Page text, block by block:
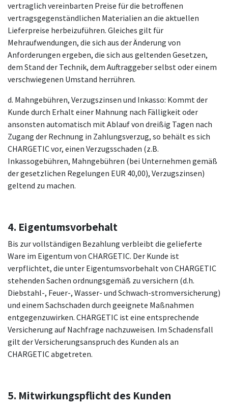
vertraglich vereinbarten Preise für die betroffenen
vertragsgegenständlichen Materialien an die aktuellen
Lieferpreise herbeizuführen. Gleiches gilt für
Mehraufwendungen, die sich aus der Änderung von
Anforderungen ergeben, die sich aus geltenden Gesetzen,
dem Stand der Technik, dem Auftraggeber selbst oder einem
verschwiegenen Umstand herrühren.
d. Mahngebühren, Verzugszinsen und Inkasso: Kommt der
Kunde durch Erhalt einer Mahnung nach Fälligkeit oder
ansonsten automatisch mit Ablauf von dreißig Tagen nach
Zugang der Rechnung in Zahlungsverzug, so behält es sich
CHARGETIC vor, einen Verzugsschaden (z.B.
Inkassogebühren, Mahngebühren (bei Unternehmen gemäß
der gesetzlichen Regelungen EUR 40,00), Verzugszinsen)
geltend zu machen.
4. Eigentumsvorbehalt
Bis zur vollständigen Bezahlung verbleibt die gelieferte
Ware im Eigentum von CHARGETIC. Der Kunde ist
verpflichtet, die unter Eigentumsvorbehalt von CHARGETIC
stehenden Sachen ordnungsgemäß zu versichern (d.h.
Diebstahl-, Feuer-, Wasser- und Schwach-stromversicherung)
und einem Sachschaden durch geeignete Maßnahmen
entgegenzuwirken. CHARGETIC ist eine entsprechende
Versicherung auf Nachfrage nachzuweisen. Im Schadensfall
gilt der Versicherungsanspruch des Kunden als an
CHARGETIC abgetreten.
5. Mitwirkungspflicht des Kunden